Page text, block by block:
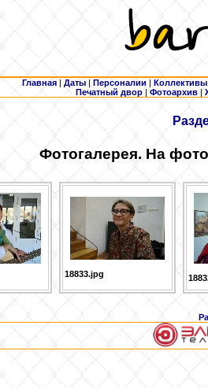
Главная | Даты | Персоналии | Коллективы
Печатный двор |Фотоархив |
Фотогалерея. На
18833.jpg